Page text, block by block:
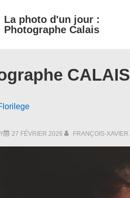
La photo d'un jour :
Photographe Calais
CALAIS
27 FÉVRIER 2026 FRANÇOIS-XAVIER